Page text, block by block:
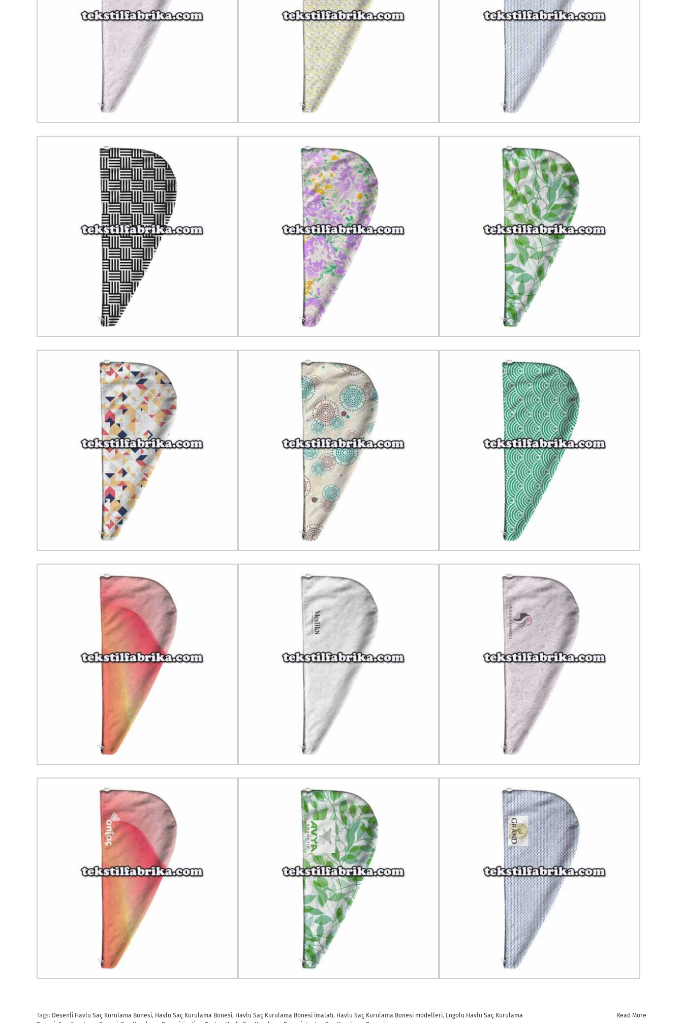
Tags: Desenli Havlu Saç Kurulama Bonesi, Havlu Saç Kurulama Bonesi, Havlu Saç Kurulama Bonesi imalatı, Havlu Saç Kurulama Bonesi modelleri, Logolu Havlu Saç Kurulama
Read More